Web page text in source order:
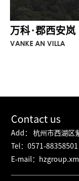
万科·郡西安岚
VANKE AN VILLA
Contact us
Add： 杭州市西湖区
Tel：0571-
E-mail：